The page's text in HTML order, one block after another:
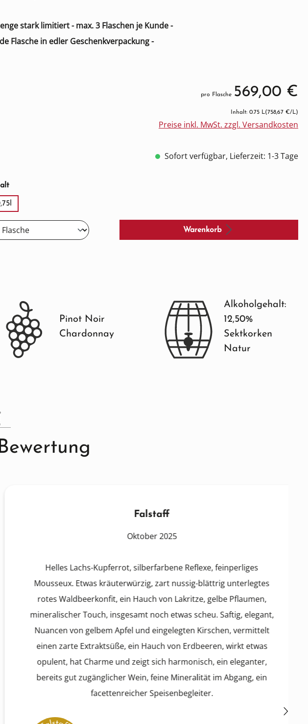
stark limitiert - max. 3 Flaschen je Kunde -
Flasche in edler Geschenkverpackung -
pro Flasche 569,00 €
Inhalt: 0.75 L(758,67 €/L)
Preise inkl. MwSt. zzgl. Versandkosten
Sofort verfügbar, Lieferzeit: 1-3 Tage
auswählen
Warenkorb
Pinot Noir
Chardonnay
Alkoholgehalt:
12,50%
Sektkorken
Natur
Falstaff
Oktober 2025
Helles Lachs-Kupferrot, silberfarbene Reflexe, feinperliges
Mousseux. Etwas kräuterwürzig, zart nussig-blättrig unterlegtes
rotes Waldbeerkonfit, ein Hauch von Lakritze, gelbe Pflaumen,
mineralischer Touch, insgesamt noch etwas scheu. Saftig, elegant,
Nuancen von gelbem Apfel und eingelegten Kirschen, vermittelt
einen zarte Extraktsüße, ein Hauch von Erdbeeren, wirkt etwas
opulent, hat Charme und zeigt sich harmonisch, ein eleganter,
bereits gut zugänglicher Wein, feine Mineralität im Abgang, ein
facettenreicher Speisenbegleiter.